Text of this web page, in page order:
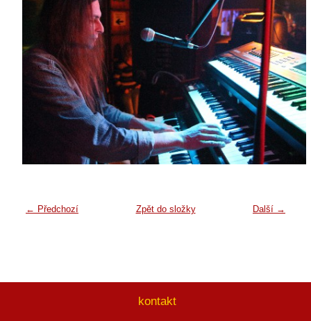
← Předchozí Další →
Zpět do složky
kontakt